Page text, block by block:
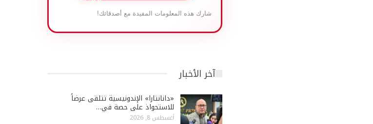
شارك هذه المعلومات المفيدة مع أصدقائك!
آخر الأخبار
«دانانتارا» الإندونيسية تتلقى عرضاً
للاستحواذ على حصة في…
أغسطس 8, 2026